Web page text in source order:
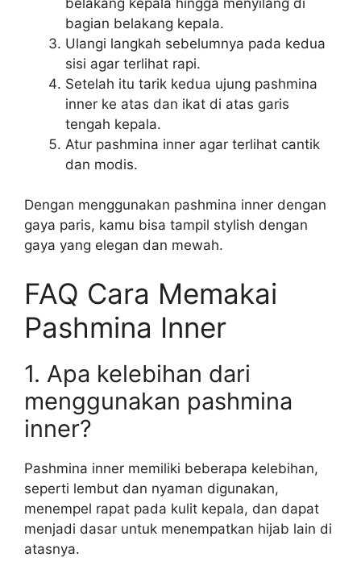
bagian belakang kepala.
Ulangi langkah sebelumnya pada kedua
sisi agar terlihat rapi.
Setelah itu tarik kedua ujung pashmina
inner ke atas dan ikat di atas garis
tengah kepala.
Atur pashmina inner agar terlihat cantik
dan modis.
Dengan menggunakan pashmina inner dengan
gaya paris, kamu bisa tampil stylish dengan
gaya yang elegan dan mewah.
FAQ Cara Memakai
Pashmina Inner
1. Apa kelebihan dari
menggunakan pashmina
inner?
Pashmina inner memiliki beberapa kelebihan,
seperti lembut dan nyaman digunakan,
menempel rapat pada kulit kepala, dan dapat
menjadi dasar untuk menempatkan hijab lain di
atasnya.